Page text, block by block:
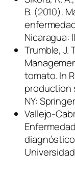
B. (2010).
Nicaragua:
Trumble, J.
tomato. In
production
NY:
Vallejo-